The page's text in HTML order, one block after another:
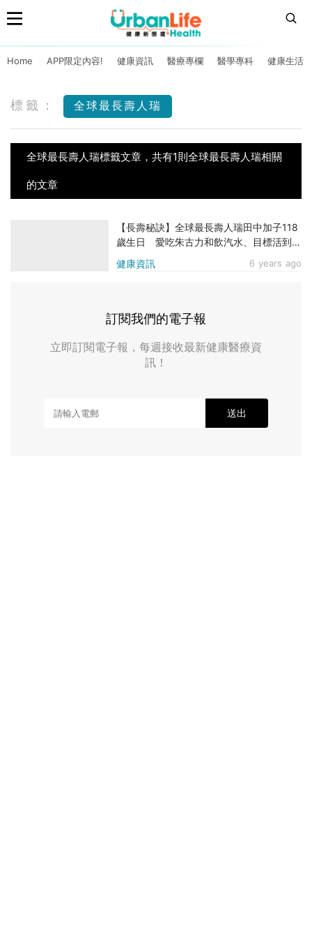
Home APP限定內容! 健康資訊 醫療專欄 醫學專科 健康生活
標籤： 全球最長壽人瑞
全球最長壽人瑞標籤文章，共有1則全球最長壽人瑞相關
的文章
健康資訊 6 years ago
【長壽秘訣】全球最長壽人瑞田中加子118
歲生日 愛吃朱古力和飲汽水、目標活到
120歲
訂閱我們的電子報
立即訂閱電子報，每週接收最新健康醫療資
訊！
送出